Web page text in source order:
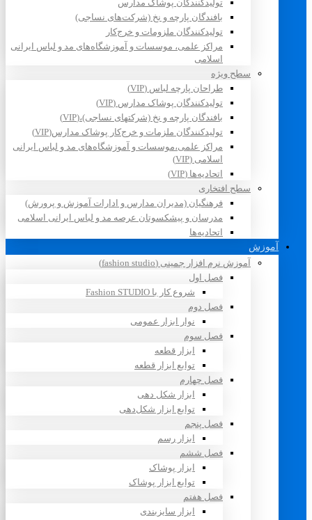
تولیدکنندگان پوشاک مدارس
بافندگان پارچه و نخ (شرکت‌های نساجی)
تولیدکنندگان ملزومات و خرج‌کار
مراکز علمی، موسسات و آموزشگاه‌های مد و لباس ایرانی
اسلامی
سطح ویژه
طراحان پارچه لباس (VIP)
تولیدکنندگان پوشاک مدارس (VIP)
بافندگان پارچه و نخ (شرکتهای نساجی)،(VIP)
تولیدکنندگان ملزمات و خرج‌کار پوشاک مدارس(VIP)
مراکز علمی،موسسات و آموزشگاه‌های مد و لباس ایرانی
اسلامی (VIP)
اتحادیه‌ها (VIP)
سطح افتخاری
فرهنگیان (مدیران مدارس و ادارات آموزش و پرورش)
مدرسان و پیشکسوتان عرصه مد و لباس ایرانی اسلامی
اتحادیه‌ها
آموزش
آموزش نرم افزار جمینی (fashion studio)
فصل اول
شروع کار با Fashion STUDIO
فصل دوم
نوار ابزار عمومی
فصل سوم
ابزار قطعه
توابع ابزار قطعه
فصل چهارم
ابزار شکل دهی
توابع ابزار شکل‌دهی
فصل پنجم
ابزار رسم
فصل ششم
ابزار پوشاک
توابع ابزار پوشاک
فصل هفتم
ابزار سایزبندی